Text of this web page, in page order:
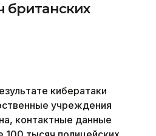
британских
кибератаки
учреждения
контактные данные